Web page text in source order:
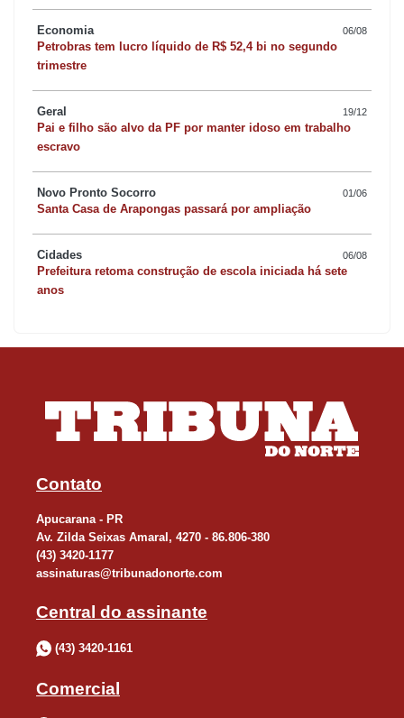
com sinais de incêndio, banco do passageiro queimado e vidros
danificados. Apesar dos danos, não havia alerta de furto ou
roubo para o carro na 22ª Subdivisão Policial de Arapongas. A
suspeita é que tenham ateado fogo no veículo para eliminar
pistas do crime.
Edson era casado, deixa esposa, dois filhos e dez irmãos. O caso
está sendo investigado pela Polícia Civil de Arapongas.
OSSADA
encontrada na manhã de ontem em avançado estado de
localizado por um morador, que acionou a Polícia Militar.
solicitante, realizou buscas na região até encontrar os ossos. A
Polícia Civil e a Polícia Científica foram acionadas para perícia e
recolhimento do material, que passará por análises para
confirmar sua origem e auxiliar nas investigações.
Economia 06/08
Petrobras tem lucro líquido de R$ 52,4 bi no segundo
trimestre
Geral 19/12
Pai e filho são alvo da PF por manter idoso em trabalho
escravo
Novo Pronto Socorro 01/06
Santa Casa de Arapongas passará por ampliação
Cidades 06/08
Prefeitura retoma construção de escola iniciada há sete
anos
Contato
Apucarana - PR
Av. Zilda Seixas Amaral, 4270 - 86.806-380
(43) 3420-1177
assinaturas@tribunadonorte.com
Central do assinante
(43) 3420-1161
Comercial